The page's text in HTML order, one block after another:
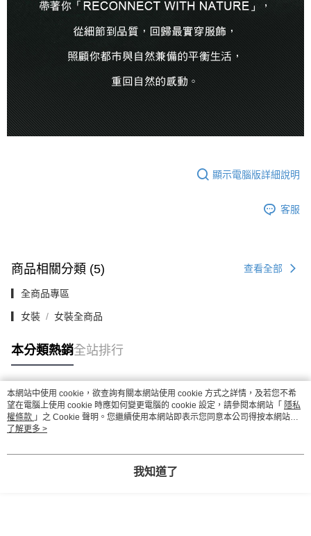
顯示電腦版詳細說明
客服
商品相關分類 (5) 查看全部
▎全商品專區
▎女裝 女裝全商品
本分類熱銷全站排行
熱門標籤
本網站中使用 cookie，欲查詢有關本網站使用 cookie 方式之詳情，及若您不希
望在電腦上使用 cookie 時應如何變更電腦的 cookie 設定，請參閱本網站「 隱私
權條款 」之 Cookie 聲明。您繼續使用本網站即表示您同意本公司得按本網站使
用條款之 Cookie 聲明使用 cookie。
了解更多 >
我知道了